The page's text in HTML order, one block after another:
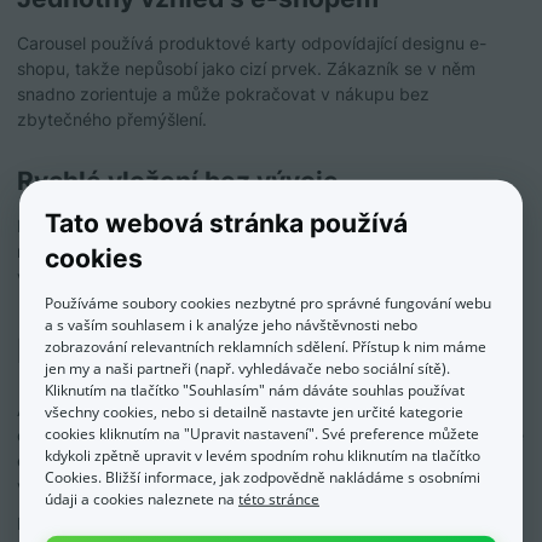
Carousel používá produktové karty odpovídající designu e-
shopu, takže nepůsobí jako cizí prvek. Zákazník se v něm
snadno zorientuje a může pokračovat v nákupu bez
zbytečného přemýšlení.
Rychlé vložení bez vývoje
Pro vložení carouselu stačí použít připravený HTML kód. Není
nutné složitě upravovat šablonu e-shopu nebo programovat
vlastní řešení.
Pro koho je aplikace vhodná?
Aplikace je vhodná pro e-shopy, které pracují s obsahem a
chtějí ho lépe propojit s prodejem. Největší smysl dává tam, kde
e-shop píše blogové články, návody, rádce, inspirace nebo
vytváří samostatné landing page.
Hodí se pro malé, střední i větší e-shopy, které chtějí z blogu
Tato webová stránka používá
cookies
Používáme soubory cookies nezbytné pro správné fungování webu
a s vaším souhlasem i k analýze jeho návštěvnosti nebo
zobrazování relevantních reklamních sdělení. Přístup k nim máme
jen my a naši partneři (např. vyhledávače nebo sociální sítě).
Kliknutím na tlačítko "Souhlasím" nám dáváte souhlas používat
všechny cookies, nebo si detailně nastavte jen určité kategorie
cookies kliknutím na "Upravit nastavení". Své preference můžete
kdykoli zpětně upravit v levém spodním rohu kliknutím na tlačítko
Cookies. Bližší informace, jak zodpovědně nakládáme s osobními
údaji a cookies naleznete na této stránce